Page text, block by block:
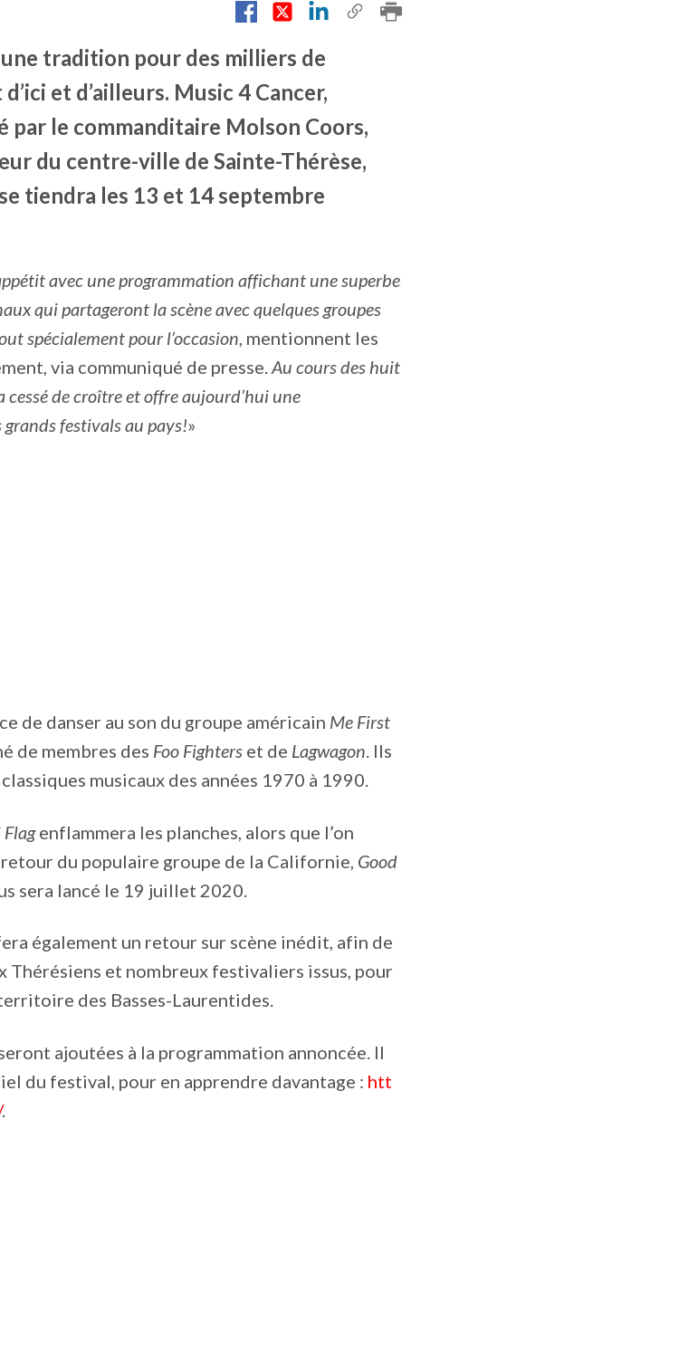
tradition pour des milliers de
et d’ailleurs. Music 4 Cancer,
par le commanditaire Molson Coors,
du centre-ville de Sainte-Thérèse,
tiendra les 13 et 14 septembre
avec une programmation affichant une superbe
qui partageront la scène avec quelques groupes
spécialement pour l’occasion, mentionnent les
via communiqué de presse.Au cours des huit
cessé de croître et offre aujourd’hui une
festivals au pays!»
de danser au son du groupe américain Me First
de membres des Foo Fighterset de Lagwagon. Ils
musicaux des années 1970 à 1990.
enflammera les planches, alors que l’on
du populaire groupe de la Californie, Good
sera lancé le 19 juillet 2020.
également un retour sur scène inédit, afin de
Thérésiens et nombreux festivaliers issus, pour
des Basses-Laurentides.
ajoutées à la programmation annoncée. Il
du festival, pour en apprendre davantage : htt
.